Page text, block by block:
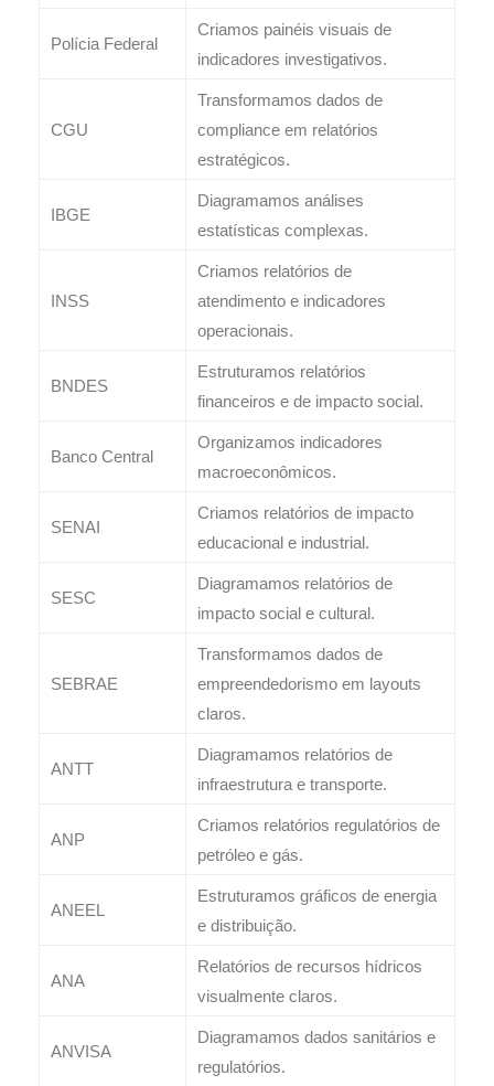
Polícia Federal
Criamos painéis visuais de
indicadores investigativos.
CGU
Transformamos dados de
compliance em relatórios
estratégicos.
IBGE
Diagramamos análises
estatísticas complexas.
INSS
Criamos relatórios de
atendimento e indicadores
operacionais.
BNDES
Estruturamos relatórios
financeiros e de impacto social.
Banco Central
Organizamos indicadores
macroeconômicos.
SENAI
Criamos relatórios de impacto
educacional e industrial.
SESC
Diagramamos relatórios de
impacto social e cultural.
SEBRAE
Transformamos dados de
empreendedorismo em layouts
claros.
ANTT
Diagramamos relatórios de
infraestrutura e transporte.
ANP
Criamos relatórios regulatórios de
petróleo e gás.
ANEEL
Estruturamos gráficos de energia
e distribuição.
ANA
Relatórios de recursos hídricos
visualmente claros.
ANVISA
Diagramamos dados sanitários e
regulatórios.